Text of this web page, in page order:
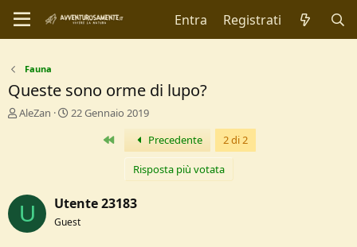
Entra Registrati
Fauna
Queste sono orme di lupo?
C
r
D
AleZan
D
I
n
i
22 Gennaio 2019
Primo Precedente 2 di 2
Risposta più votata
U Utente 23183
Guest